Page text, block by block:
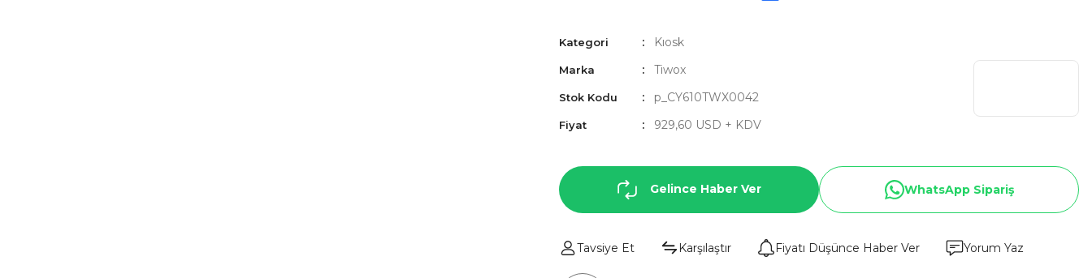
Kategori Kıosk
Marka Tiwox
Stok Kodu p_CY610TWX0042
Fiyat 929,60 USD + KDV
Gelince Haber Ver WhatsApp Sipariş
Tavsiye Et Karşılaştır Fiyatı Düşünce Haber Ver Yorum Yaz